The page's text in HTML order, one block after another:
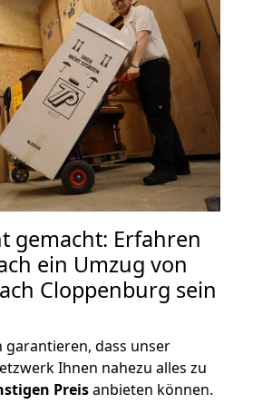
gemacht: Erfahren
ein Umzug von
Cloppenburg sein
garantieren, dass unser
Ihnen nahezu alles zu
Preisanbieten können.